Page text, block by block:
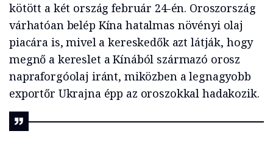
kötött a két ország február 24-én. Oroszország
várhatóan belép Kína hatalmas növényi olaj
piacára is, mivel a kereskedők azt látják, hogy
megnő a kereslet a Kínából származó orosz
napraforgóolaj iránt, miközben a legnagyobb
exportőr Ukrajna épp az oroszokkal hadakozik.